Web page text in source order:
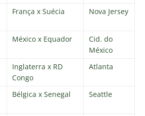
França x Suécia Nova Jersey
México x Equador
Cid. do
México
Inglaterra x RD
Congo
Atlanta
Bélgica x Senegal Seattle